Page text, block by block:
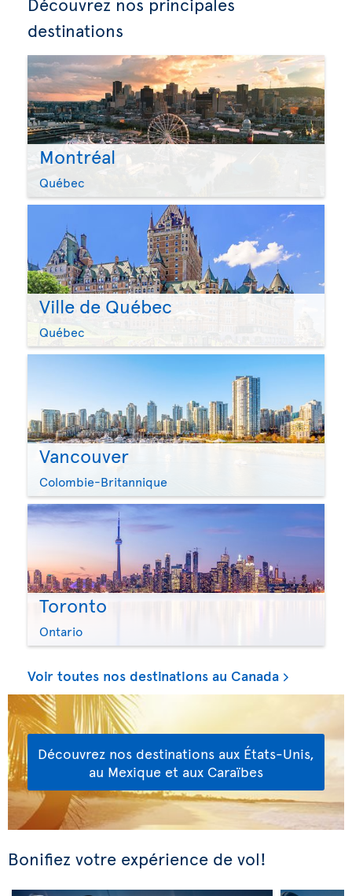
destinations
Montréal
Québec
Ville de Québec
Québec
Vancouver
Colombie-Britannique
Toronto
Ontario
Voir toutes nos destinations au Canada
Découvrez nos destinations aux États-Unis,
au Mexique et aux Caraïbes
Bonifiez votre expérience de vol!